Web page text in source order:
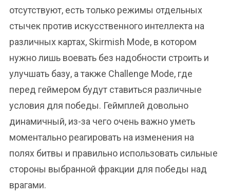
отсутствуют, есть только режимы отдельных
стычек против искусственного интеллекта на
различных картах, Skirmish Mode, в котором
нужно лишь воевать без надобности строить и
улучшать базу, а также Challenge Mode, где
перед геймером будут ставиться различные
условия для победы. Геймплей довольно
динамичный, из-за чего очень важно уметь
моментально реагировать на изменения на
полях битвы и правильно использовать сильные
стороны выбранной фракции для победы над
врагами.